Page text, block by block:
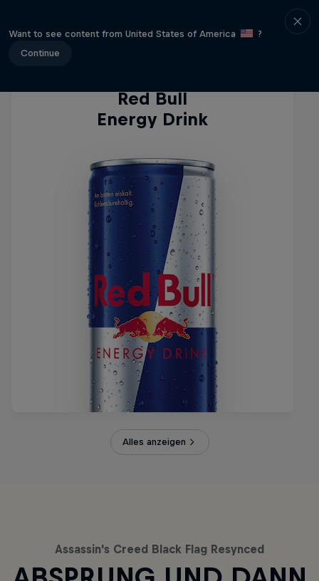
Want to see content from United States of America
?
Continue
Energy Drinks
Red Bull
Energy Drink
Alles anzeigen
Assassin's Creed Black Flag Resynced